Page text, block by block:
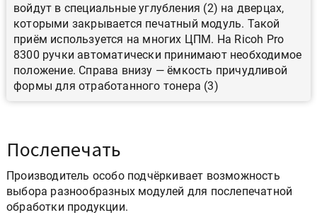
войдут в специальные углубления (2) на дверцах,
которыми закрывается печатный модуль. Такой
приём используется на многих ЦПМ. На Ricoh Pro
8300 ручки автоматически принимают необходимое
положение. Справа внизу — ёмкость причудливой
формы для отработанного тонера (3)
Послепечать
Производитель особо подчёркивает возможность
выбора разнообразных модулей для послепечатной
обработки продукции.